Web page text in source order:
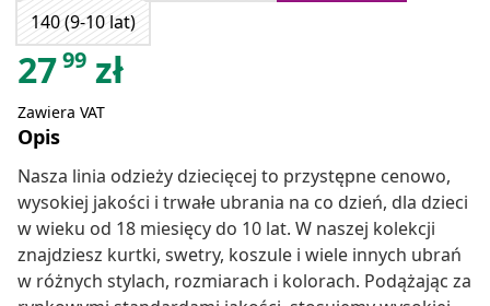
140 (9-10 lat)
2799 zł
Zawiera VAT
Opis
Nasza linia odzieży dziecięcej to przystępne cenowo,
wysokiej jakości i trwałe ubrania na co dzień, dla dzieci
w wieku od 18 miesięcy do 10 lat. W naszej kolekcji
znajdziesz kurtki, swetry, koszule i wiele innych ubrań
w różnych stylach, rozmiarach i kolorach. Podążając za